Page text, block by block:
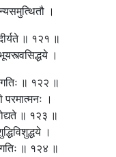
।
॥ १२१ ॥
।
॥ १२२ ॥
।
॥ १२३ ॥
।
॥ १२४ ॥